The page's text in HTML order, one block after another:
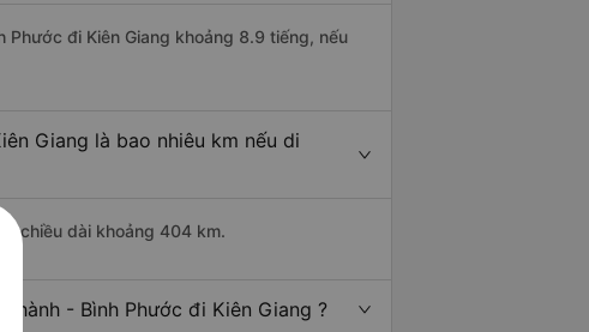
đi Kiên Giang khoảng 8.9 tiếng, nếu
Giang là bao nhiêu km nếu di
chiều dài khoảng 404 km.
- Bình Phước đi Kiên Giang ?